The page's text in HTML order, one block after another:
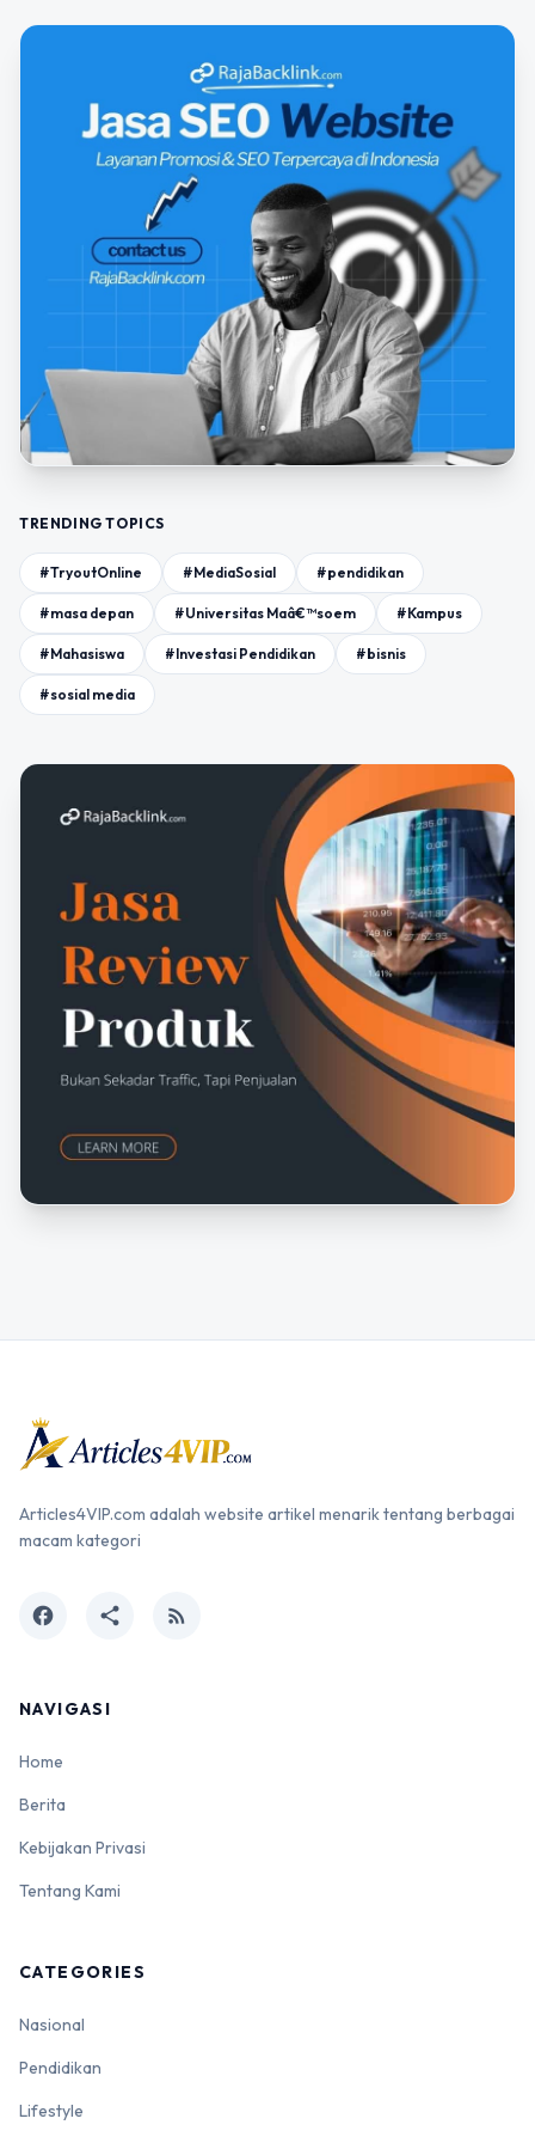
TRENDING TOPICS
#TryoutOnline #MediaSosial #pendidikan
#masa depan #Universitas Maâ€™soem #Kampus
#Mahasiswa #Investasi Pendidikan #bisnis
#sosial media
Articles4VIP.com adalah website artikel menarik tentang berbagai
macam kategori
facebook share rss_feed
NAVIGASI
Home
Berita
Kebijakan Privasi
Tentang Kami
CATEGORIES
Nasional
Pendidikan
Lifestyle